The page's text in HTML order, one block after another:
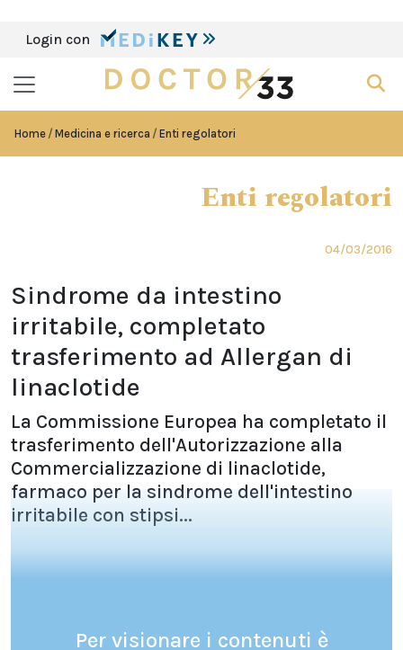
Login con
Home Medicina e ricerca Enti regolatori
Enti regolatori
04/03/2016
Sindrome da intestino
irritabile, completato
trasferimento ad Allergan di
linaclotide
La Commissione Europea ha completato il
trasferimento dell'Autorizzazione alla
Commercializzazione di linaclotide,
farmaco per la sindrome dell'intestino
irritabile con stipsi...
Per visionare i contenuti è